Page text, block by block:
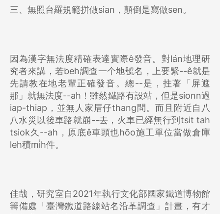
三、無照台羅規範拼做sian，顛倒是寫做sen。
因為漢字無法度精確表達實際ê發音。對lán地理研
究者來講，若beh調查一个地號名，上要緊--ê就是
先請教在地老輩正確發音。總--是，拄著「屏遮
那」就無法度--ah！雖然鐵路有設站，但是sionn過
iap-thiap，並無人家厝仔thang問。而且附近自八
八水災以後車路就崩--去，火車已經無行到tsit tah
tsiok久--ah，原底ê車頭也hōo施工單位當做倉庫
leh積mi̍h件。
佳哉，研究室自2021年執行文化部國家鐵道博物館
籌備處「臺灣鐵道路線站名沿革調查」計畫，有才